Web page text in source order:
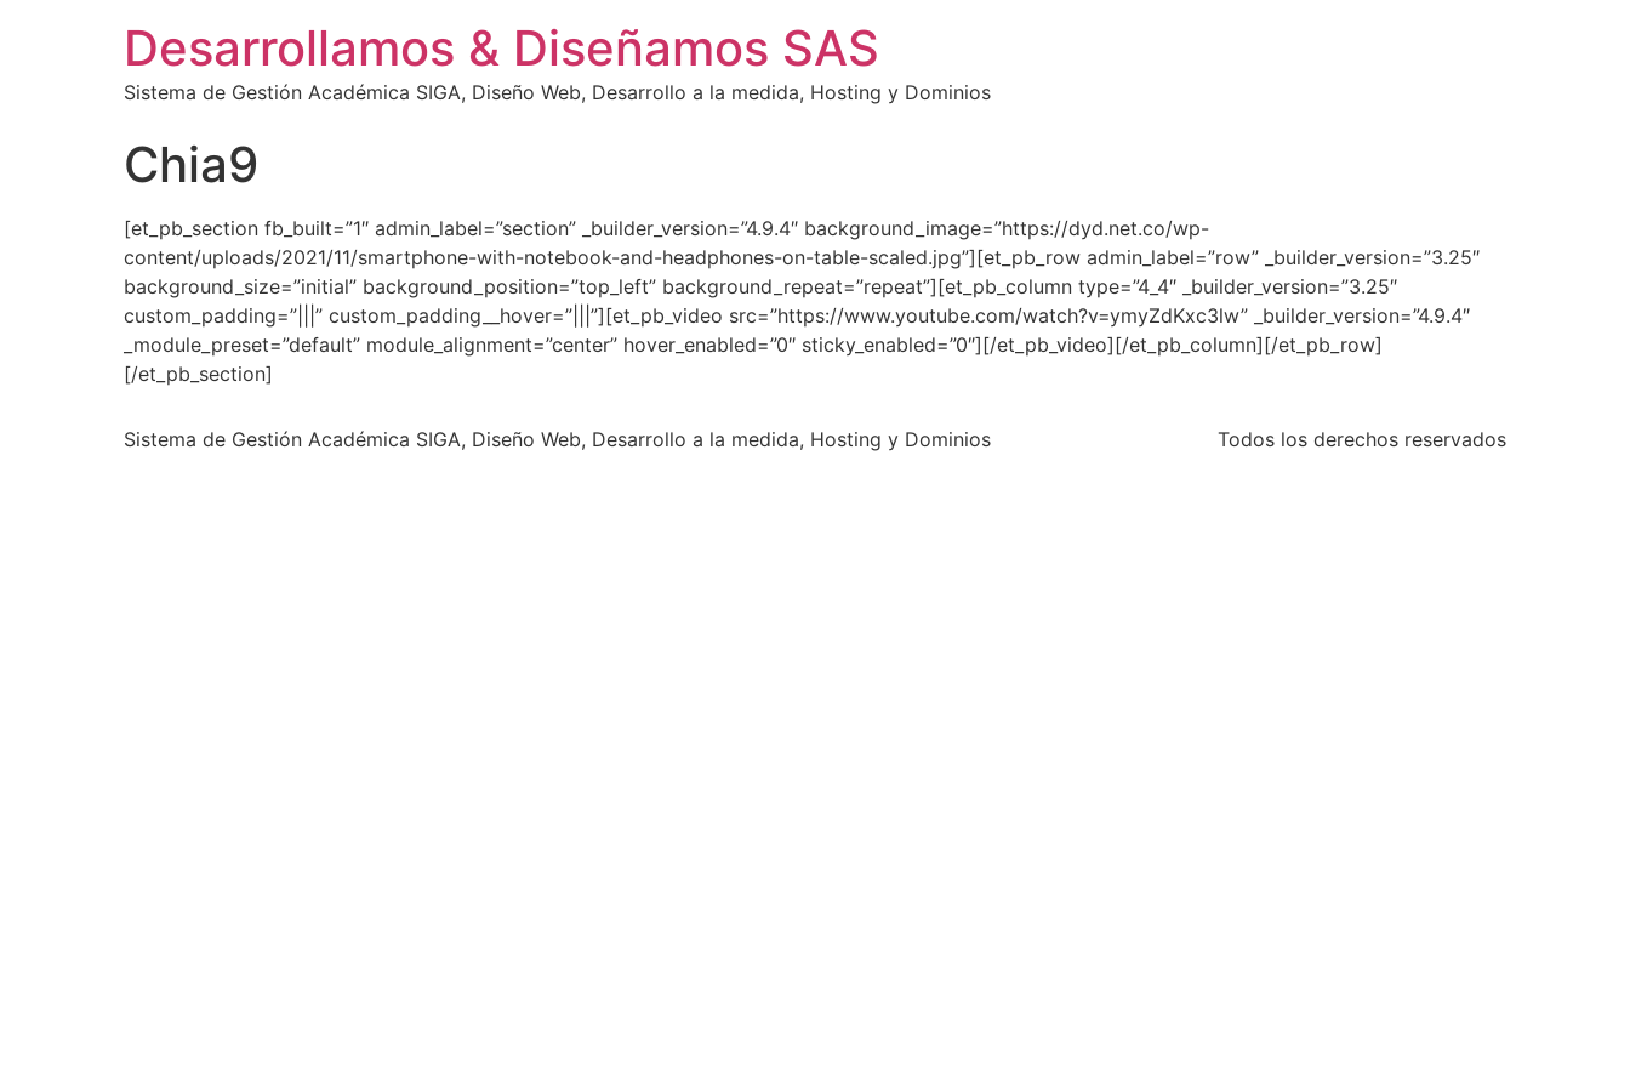
Desarrollamos & Diseñamos SAS
Sistema de Gestión Académica SIGA, Diseño Web, Desarrollo a la medida, Hosting y Dominios
Chia9
[et_pb_section fb_built=”1″ admin_label=”section” _builder_version=”4.9.4″ background_image=”https://dyd.net.co/wp-
content/uploads/2021/11/smartphone-with-notebook-and-headphones-on-table-scaled.jpg”][et_pb_row admin_label=”row” _builder_version=”3.25″
background_size=”initial” background_position=”top_left” background_repeat=”repeat”][et_pb_column type=”4_4″ _builder_version=”3.25″
custom_padding=”|||” custom_padding__hover=”|||”][et_pb_video src=”https://www.youtube.com/watch?v=ymyZdKxc3lw” _builder_version=”4.9.4″
_module_preset=”default” module_alignment=”center” hover_enabled=”0″ sticky_enabled=”0″][/et_pb_video][/et_pb_column][/et_pb_row]
[/et_pb_section]
Sistema de Gestión Académica SIGA, Diseño Web, Desarrollo a la medida, Hosting y Dominios Todos los derechos reservados